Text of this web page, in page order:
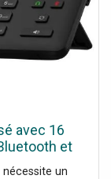
avec 16
et
un